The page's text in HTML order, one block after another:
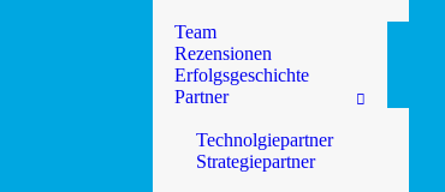
Team
Rezensionen
Erfolgsgeschichte
Partner
Technolgiepartner
Strategiepartner